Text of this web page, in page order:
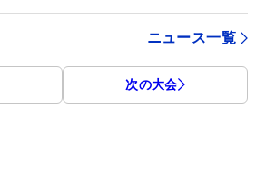
ニュース一覧
次の大会